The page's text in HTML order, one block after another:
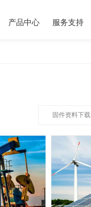
产品中心 服务支持
固件资料下载